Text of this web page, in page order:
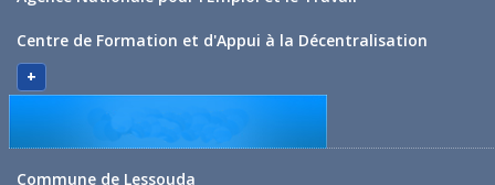
Centre de Formation et d'Appui à la Décentralisation
+
Commune de Lessouda